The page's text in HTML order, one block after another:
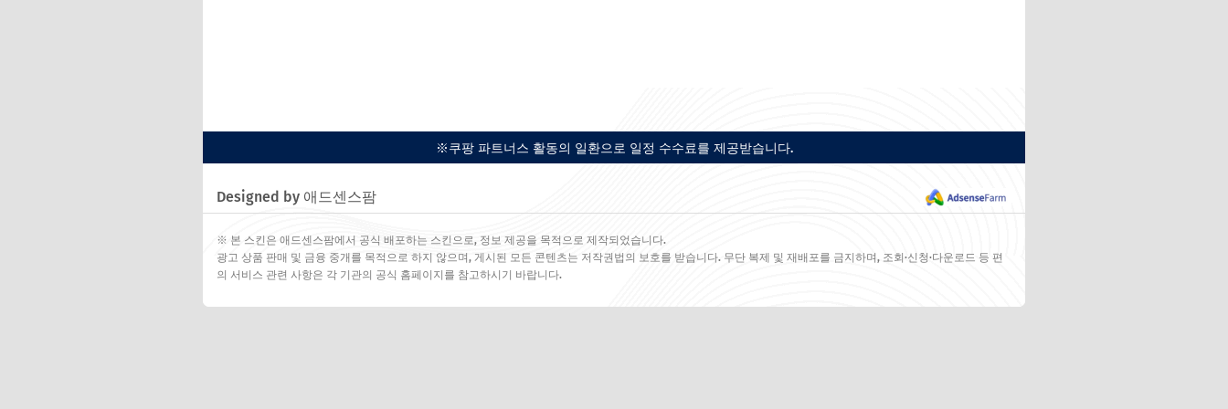
※쿠팡 파트너스 활동의 일환으로 일정 수수료를 제공받습니다.
Designed by 애드센스팜
※ 본 스킨은 애드센스팜에서 공식 배포하는 스킨으로, 정보 제공을 목적으로 제작되었습니다.
광고 상품 판매 및 금융 중개를 목적으로 하지 않으며, 게시된 모든 콘텐츠는 저작권법의 보호를 받습니다. 무단 복제 및 재배포를 금지하며, 조회·신청·다운로드 등 편
의 서비스 관련 사항은 각 기관의 공식 홈페이지를 참고하시기 바랍니다.